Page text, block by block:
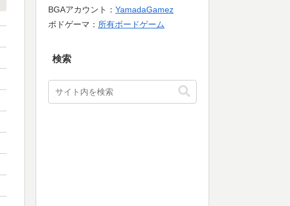
BGAアカウント： YamadaGamez
ボドゲーマ： 所有ボードゲーム
検索